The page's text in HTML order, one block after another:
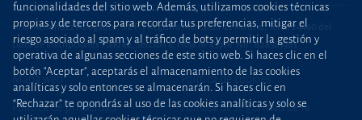
Uría Menéndez Abogados, S.L.P. | Registro Mercantil de Madrid, Tomo 24490 del
Libro de Inscripciones Folio 42, Sección 8, Hoja M-43976. NIF: B28563963
Mapa web Política de cookies
Política de privacidad Política de Seguridad de la
funcionalidades del sitio web. Además, utilizamos cookies técnicas
propias y de terceros para recordar tus preferencias, mitigar el
riesgo asociado al spam y al tráfico de bots y permitir la gestión y
operativa de algunas secciones de este sitio web. Si haces clic en el
botón "Aceptar", aceptarás el almacenamiento de las cookies
analíticas y solo entonces se almacenarán. Si haces clic en
“Rechazar” te opondrás al uso de las cookies analíticas y solo se